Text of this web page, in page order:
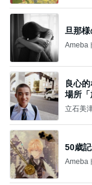
旦那
Ameba
良心
場所
実の
立石美
50歳
Ameba